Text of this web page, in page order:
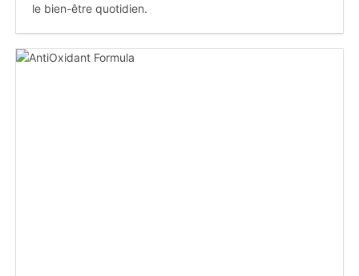
le bien-être quotidien.